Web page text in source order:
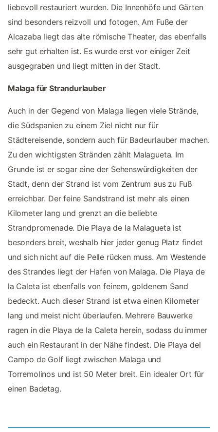
liebevoll restauriert wurden. Die Innenhöfe und Gärten
sind besonders reizvoll und fotogen. Am Fuße der
Alcazaba liegt das alte römische Theater, das ebenfalls
sehr gut erhalten ist. Es wurde erst vor einiger Zeit
ausgegraben und liegt mitten in der Stadt.
Malaga für Strandurlauber
Auch in der Gegend von Malaga liegen viele Strände,
die Südspanien zu einem Ziel nicht nur für
Städtereisende, sondern auch für Badeurlauber machen.
Zu den wichtigsten Stränden zählt Malagueta. Im
Grunde ist er sogar eine der Sehenswürdigkeiten der
Stadt, denn der Strand ist vom Zentrum aus zu Fuß
erreichbar. Der feine Sandstrand ist mehr als einen
Kilometer lang und grenzt an die beliebte
Strandpromenade. Die Playa de la Malagueta ist
besonders breit, weshalb hier jeder genug Platz findet
und sich nicht auf die Pelle rücken muss. Am Westende
des Strandes liegt der Hafen von Malaga. Die Playa de
la Caleta ist ebenfalls von feinem, goldenem Sand
bedeckt. Auch dieser Strand ist etwa einen Kilometer
lang und meist nicht überlaufen. Mehrere Bauwerke
ragen in die Playa de la Caleta herein, sodass du immer
auch ein Restaurant in der Nähe findest. Die Playa del
Campo de Golf liegt zwischen Malaga und
Torremolinos und ist 50 Meter breit. Ein idealer Ort für
einen Badetag.